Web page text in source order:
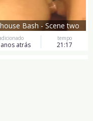
Bash - Scene two
atrás
tempo
21:17